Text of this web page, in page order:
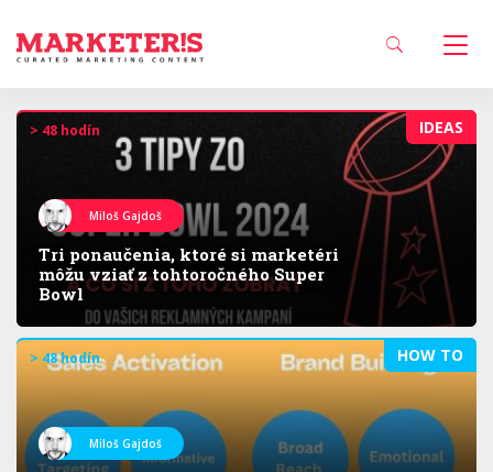
IDEAS
> 48 hodín
Miloš Gajdoš
Tri ponaučenia, ktoré si marketéri
môžu vziať z tohtoročného Super
Bowl
HOW TO
> 48 hodín
Miloš Gajdoš